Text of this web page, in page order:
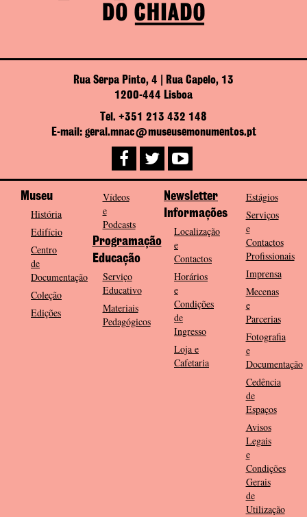
Rua Serpa Pinto, 4 | Rua Capelo, 13
1200-444 Lisboa
Tel. +351 213 432 148
E-mail: geral.mnac@museusemonumentos.pt
Museu
História
Edifício
Centro
de
Documentação
Coleção
Edições
Vídeos
e
Podcasts
Programação
Educação
Serviço
Educativo
Materiais
Pedagógicos
Newsletter
Informações
Localização
e
Contactos
Horários
e
Condições
de
Ingresso
Loja e
Cafetaria
Estágios
Serviços
e
Contactos
Profissionais
Imprensa
Mecenas
e
Parcerias
Fotografia
e
Documentação
Cedência
de
Espaços
Avisos
Legais
e
Condições
Gerais
de
Utilização